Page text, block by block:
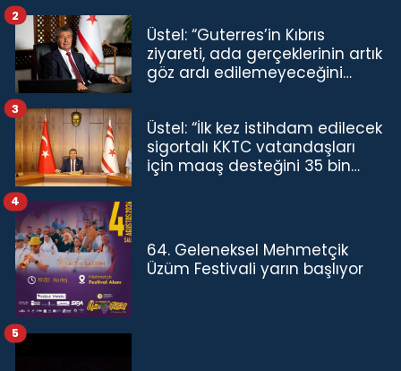
Üstel: “Guterres’in Kıbrıs
ziyareti, ada gerçeklerinin artık
göz ardı edilemeyeceğini
2
Üstel: “İlk kez istihdam edilecek
sigortalı KKTC vatandaşları
için maaş desteğini 35 bin
3
64. Geleneksel Mehmetçik
Üzüm Festivali yarın başlıyor
4
5